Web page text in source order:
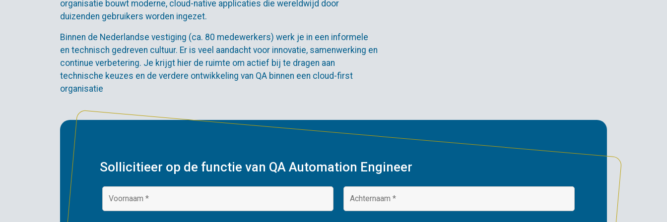
organisatie bouwt moderne, cloud-native applicaties die wereldwijd door
duizenden gebruikers worden ingezet.
Binnen de Nederlandse vestiging (ca. 80 medewerkers) werk je in een informele
en technisch gedreven cultuur. Er is veel aandacht voor innovatie, samenwerking en
continue verbetering. Je krijgt hier de ruimte om actief bij te dragen aan
technische keuzes en de verdere ontwikkeling van QA binnen een cloud-first
organisatie
Sollicitieer op de functie van QA Automation Engineer